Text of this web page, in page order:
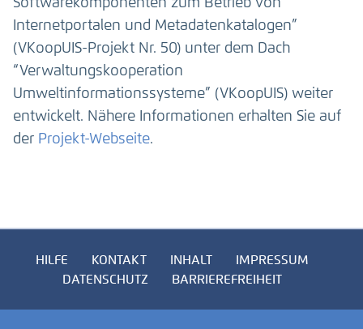
Internetportalen und Metadatenkatalogen”
(VKoopUIS-Projekt Nr. 50) unter dem Dach
“Verwaltungskooperation
Umweltinformationssysteme” (VKoopUIS) weiter
entwickelt. Nähere Informationen erhalten Sie auf
der Projekt-Webseite.
HILFE KONTAKT INHALT
IMPRESSUM
DATENSCHUTZ
BARRIEREFREIHEIT